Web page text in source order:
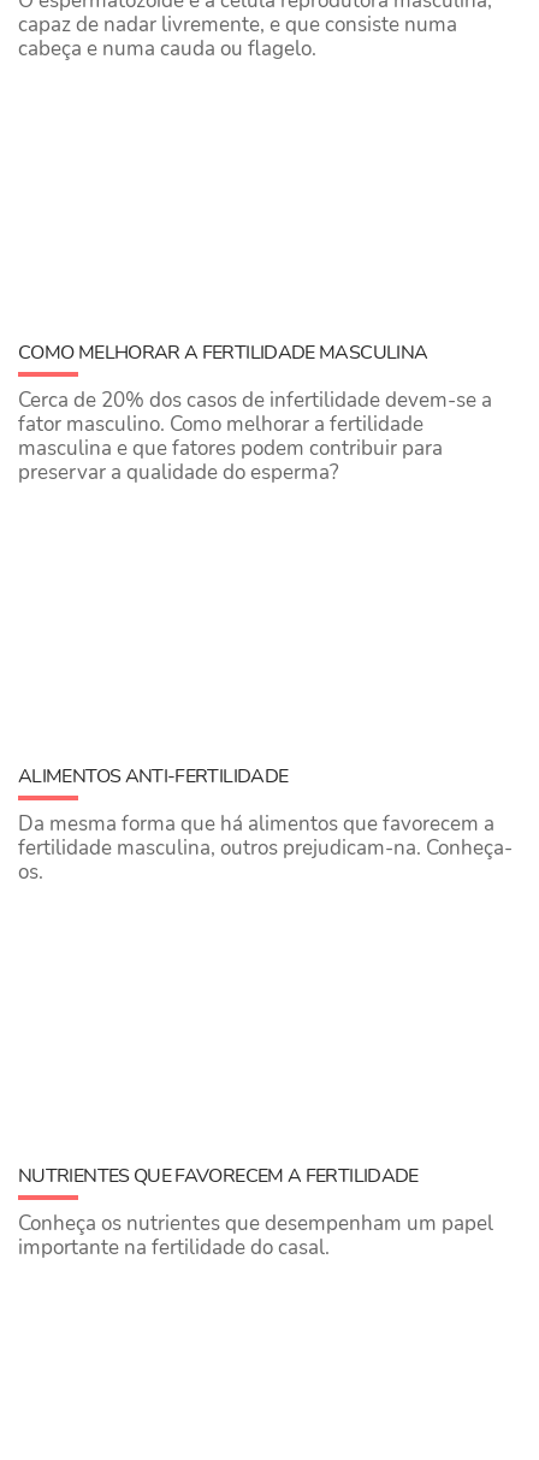
capaz de nadar livremente, e que consiste numa
cabeça e numa cauda ou flagelo.
COMO MELHORAR A FERTILIDADE MASCULINA
Cerca de 20% dos casos de infertilidade devem-se a
fator masculino. Como melhorar a fertilidade
masculina e que fatores podem contribuir para
preservar a qualidade do esperma?
ALIMENTOS ANTI-FERTILIDADE
Da mesma forma que há alimentos que favorecem a
fertilidade masculina, outros prejudicam-na. Conheça-
os.
NUTRIENTES QUE FAVORECEM A FERTILIDADE
Conheça os nutrientes que desempenham um papel
importante na fertilidade do casal.